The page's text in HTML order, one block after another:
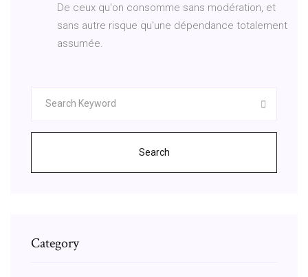
De ceux qu'on consomme sans modération, et
sans autre risque qu'une dépendance totalement
assumée.
Search
Category